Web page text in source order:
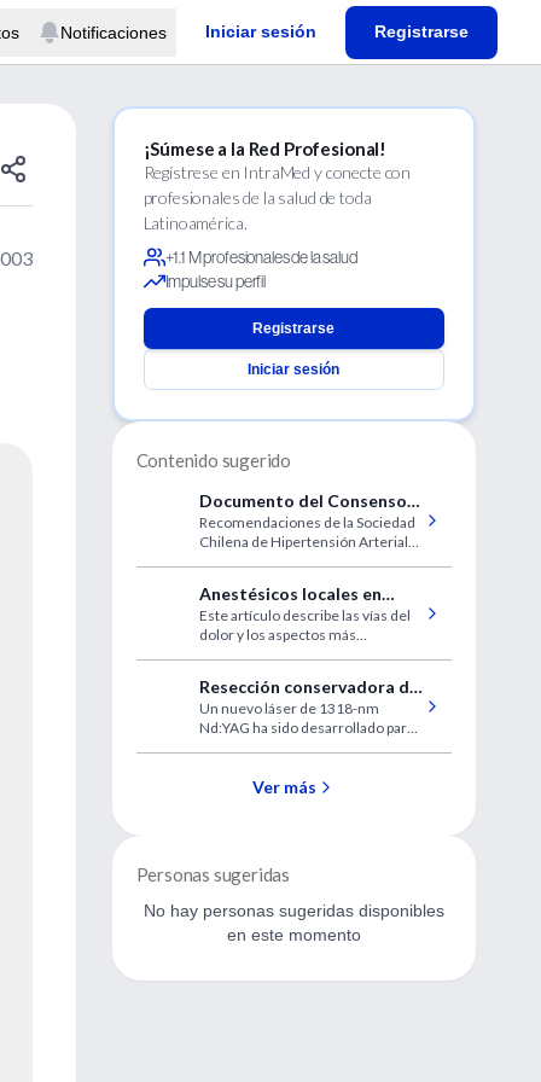
Notificaciones Iniciar sesión Registrarse
¡Súmese a la Red Profesional!
Regístrese en IntraMed y conecte con
profesionales de la salud de toda
Latinoamérica.
+1.1 M profesionales de la salud
Impulse su perfil
Registrarse
Iniciar sesión
Contenido sugerido
Documento del Consenso
de la Sociedad Chilena de
Hipertensión Arterial
Recomendaciones de la Sociedad
Chilena de Hipertensión Arterial
Anestésicos locales en
odontología
Este artículo describe las vías del
dolor y los aspectos más
usan con más frecuencia en
odontología.
Resección conservadora de
metástasis múltiples
pulmonares
Un nuevo láser de 1318-nm
Nd:YAG ha sido desarrollado para
pulmonar adyacente a los nódulos.
Ver más
Personas sugeridas
No hay personas sugeridas disponibles
en este momento